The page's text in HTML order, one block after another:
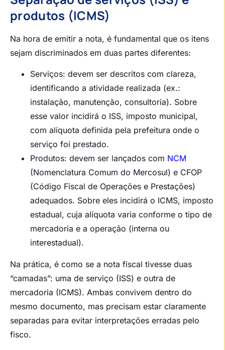
produtos (ICMS)
Na hora de emitir a nota, é fundamental que os itens
sejam discriminados em duas partes diferentes:
Serviços: devem ser descritos com clareza,
identificando a atividade realizada (ex.:
instalação, manutenção, consultoria). Sobre
esse valor incidirá o ISS, imposto municipal,
com alíquota definida pela prefeitura onde o
serviço foi prestado.
Produtos: devem ser lançados com NCM
(Nomenclatura Comum do Mercosul) e CFOP
(Código Fiscal de Operações e Prestações)
adequados. Sobre eles incidirá o ICMS, imposto
estadual, cuja alíquota varia conforme o tipo de
mercadoria e a operação (interna ou
interestadual).
Na prática, é como se a nota fiscal tivesse duas
“camadas”: uma de serviço (ISS) e outra de
mercadoria (ICMS). Ambas convivem dentro do
mesmo documento, mas precisam estar claramente
separadas para evitar interpretações erradas pelo
fisco.